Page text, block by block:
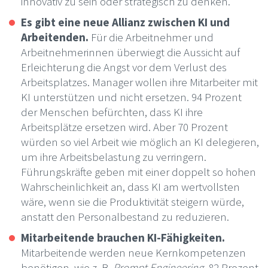
Es gibt eine neue Allianz zwischen KI und
Arbeitenden. Für die Arbeitnehmer und
Arbeitnehmerinnen überwiegt die Aussicht auf
Erleichterung die Angst vor dem Verlust des
Arbeitsplatzes. Manager wollen ihre Mitarbeiter mit
KI unterstützen und nicht ersetzen. 94 Prozent
der Menschen befürchten, dass KI ihre
Arbeitsplätze ersetzen wird. Aber 70 Prozent
würden so viel Arbeit wie möglich an KI delegieren,
um ihre Arbeitsbelastung zu verringern.
Führungskräfte geben mit einer doppelt so hohen
Wahrscheinlichkeit an, dass KI am wertvollsten
wäre, wenn sie die Produktivität steigern würde,
anstatt den Personalbestand zu reduzieren.
Mitarbeitende brauchen KI-Fähigkeiten.
Mitarbeitende werden neue Kernkompetenzen